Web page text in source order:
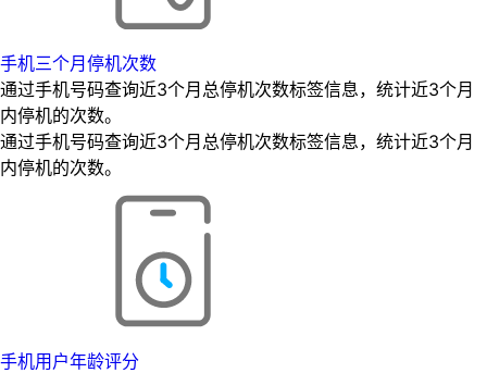
手机三个月停机次数
通过手机号码查询近3个月总停机次数标签信息，统计近3个月
内停机的次数。
通过手机号码查询近3个月总停机次数标签信息，统计近3个月
内停机的次数。
手机用户年龄评分